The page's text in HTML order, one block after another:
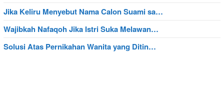
Jika Keliru Menyebut Nama Calon Suami sa…
Wajibkah Nafaqoh Jika Istri Suka Melawan…
Solusi Atas Pernikahan Wanita yang Ditin…